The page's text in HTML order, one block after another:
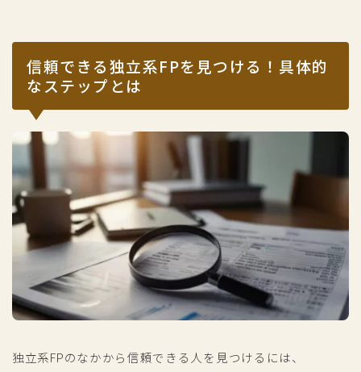
信頼できる独立系FPを見つける！具体的
なステップとは
独立系FPのなかから信頼できる人を見つけるには、